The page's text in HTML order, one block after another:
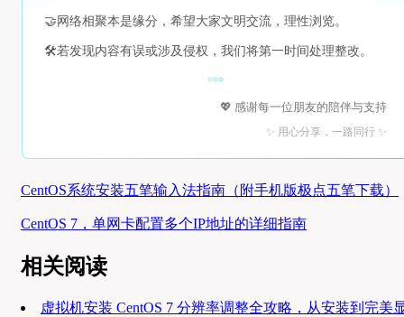
🤝 网络相聚本是缘分，希望大家文明交流，理性浏览。
🛠️若发现内容有误或涉及侵权，我们将第一时间处理整改。
💖 感谢每一位朋友的陪伴与支持
✨ 用心分享，一路同行 ✨
CentOS系统安装五笔输入法指南（附手机版极点五笔下载）
CentOS 7，单网卡配置多个IP地址的详细指南
相关阅读
虚拟机安装 CentOS 7 分辨率调整全攻略，从安装到完美